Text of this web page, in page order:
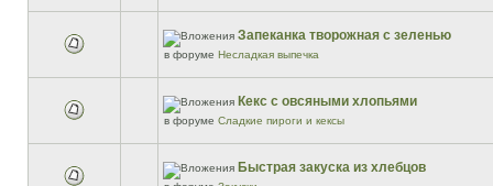
Запеканка творожная с зеленью
в форуме Несладкая выпечка
Кекс с овсяными хлопьями
в форуме Сладкие пироги и кексы
Быстрая закуска из хлебцов